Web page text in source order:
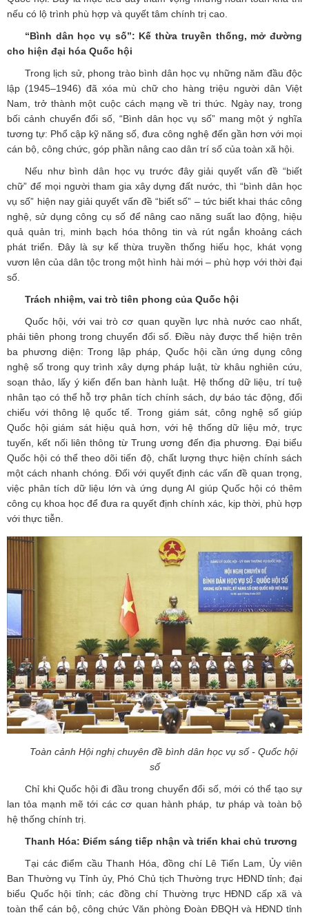
nếu có lộ trình phù hợp và quyết tâm chính trị cao.
“Bình dân học vụ số”: Kế thừa truyền thống, mở đường
cho hiện đại hóa Quốc hội
Trong lịch sử, phong trào bình dân học vụ những năm đầu độc
lập (1945–1946) đã xóa mù chữ cho hàng triệu người dân Việt
Nam, trở thành một cuộc cách mạng về tri thức. Ngày nay, trong
bối cảnh chuyển đổi số, “Bình dân học vụ số” mang một ý nghĩa
tương tự: Phổ cập kỹ năng số, đưa công nghệ đến gần hơn với mọi
cán bộ, công chức, góp phần nâng cao dân trí số của toàn xã hội.
Nếu như bình dân học vụ trước đây giải quyết vấn đề “biết
chữ” để mọi người tham gia xây dựng đất nước, thì “bình dân học
vụ số” hiện nay giải quyết vấn đề “biết số” – tức biết khai thác công
nghệ, sử dụng công cụ số để nâng cao năng suất lao động, hiệu
quả quản trị, minh bạch hóa thông tin và rút ngắn khoảng cách
phát triển. Đây là sự kế thừa truyền thống hiếu học, khát vọng
vươn lên của dân tộc trong một hình hài mới – phù hợp với thời đại
số.
Trách nhiệm, vai trò tiên phong của Quốc hội
Quốc hội, với vai trò cơ quan quyền lực nhà nước cao nhất,
phải tiên phong trong chuyển đổi số. Điều này được thể hiện trên
ba phương diện: Trong lập pháp, Quốc hội cần ứng dụng công
nghệ số trong quy trình xây dựng pháp luật, từ khâu nghiên cứu,
soạn thảo, lấy ý kiến đến ban hành luật. Hệ thống dữ liệu, trí tuệ
nhân tạo có thể hỗ trợ phân tích chính sách, dự báo tác động, đối
chiếu với thông lệ quốc tế. Trong giám sát, công nghệ số giúp
Quốc hội giám sát hiệu quả hơn, với hệ thống dữ liệu mở, trực
tuyến, kết nối liên thông từ Trung ương đến địa phương. Đại biểu
Quốc hội có thể theo dõi tiến độ, chất lượng thực hiện chính sách
một cách nhanh chóng. Đối với quyết định các vấn đề quan trọng,
việc phân tích dữ liệu lớn và ứng dụng AI giúp Quốc hội có thêm
công cụ khoa học để đưa ra quyết định chính xác, kịp thời, phù hợp
với thực tiễn.
Toàn cảnh Hội nghị chuyên đề bình dân học vụ số - Quốc hội
số
Chỉ khi Quốc hội đi đầu trong chuyển đổi số, mới có thể tạo sự
lan tỏa mạnh mẽ tới các cơ quan hành pháp, tư pháp và toàn bộ
hệ thống chính trị.
Thanh Hóa: Điểm sáng tiếp nhận và triển khai chủ trương
Tại các điểm cầu Thanh Hóa, đồng chí Lê Tiến Lam, Ủy viên
Ban Thường vụ Tỉnh ủy, Phó Chủ tịch Thường trực HĐND tỉnh; đại
biểu Quốc hội tỉnh; các đồng chí Thường trực HĐND cấp xã và
toàn thể cán bộ, công chức Văn phòng Đoàn ĐBQH và HĐND tỉnh